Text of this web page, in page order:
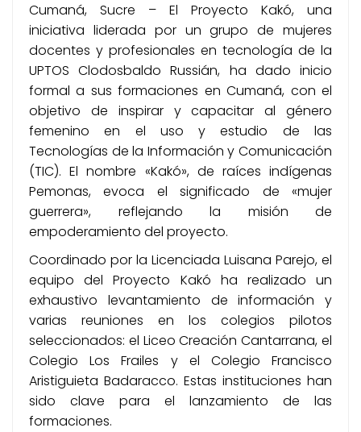
Cumaná, Sucre – El Proyecto Kakó, una
iniciativa liderada por un grupo de mujeres
docentes y profesionales en tecnología de la
UPTOS Clodosbaldo Russián, ha dado inicio
formal a sus formaciones en Cumaná, con el
objetivo de inspirar y capacitar al género
femenino en el uso y estudio de las
Tecnologías de la Información y Comunicación
(TIC). El nombre «Kakó», de raíces indígenas
Pemonas, evoca el significado de «mujer
guerrera», reflejando la misión de
empoderamiento del proyecto.
Coordinado por la Licenciada Luisana Parejo, el
equipo del Proyecto Kakó ha realizado un
exhaustivo levantamiento de información y
varias reuniones en los colegios pilotos
seleccionados: el Liceo Creación Cantarrana, el
Colegio Los Frailes y el Colegio Francisco
Aristiguieta Badaracco. Estas instituciones han
sido clave para el lanzamiento de las
formaciones.